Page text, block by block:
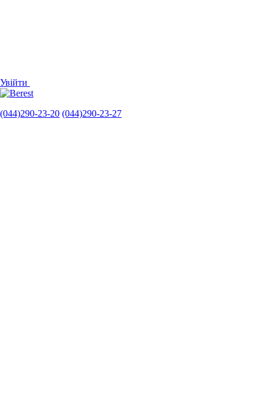
Увійти
(044)290-23-20 (044)290-23-27